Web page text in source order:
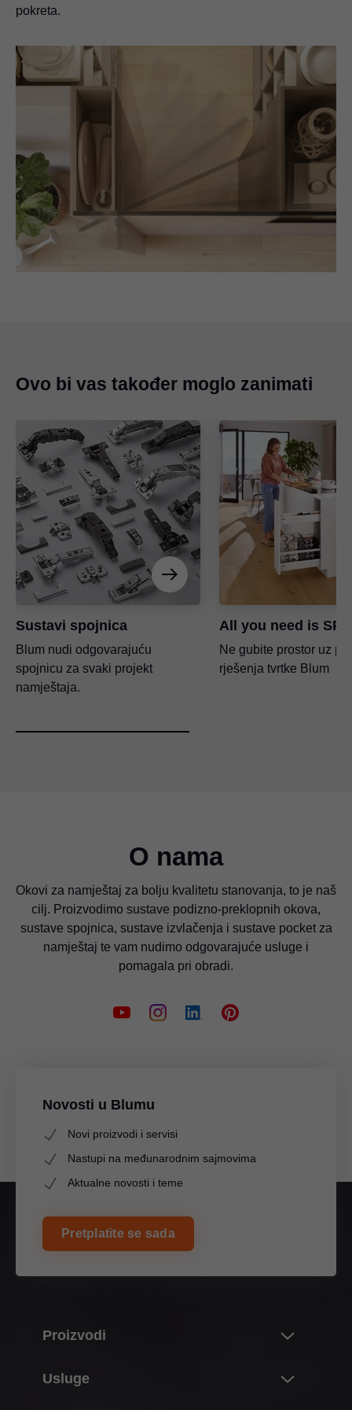
pokreta.
Ovo bi vas također moglo zanimati
Sustavi spojnica
Blum nudi odgovarajuću
spojnicu za svaki projekt
namještaja.
All you need is
Ne gubite prostor uz
rješenja tvrtke Blum
O nama
Okovi za namještaj za bolju kvalitetu stanovanja, to je naš
cilj. Proizvodimo sustave podizno-preklopnih okova,
sustave spojnica, sustave izvlačenja i sustave pocket za
namještaj te vam nudimo odgovarajuće usluge i
pomagala pri obradi.
Novosti u Blumu
Novi proizvodi i servisi
Nastupi na međunarodnim sajmovima
Aktualne novosti i teme
Pretplatite se sada
Proizvodi
Usluge